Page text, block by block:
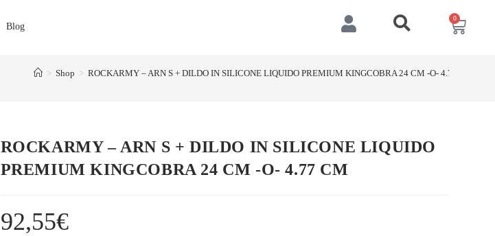
Blog
0
> Shop > ROCKARMY – ARN S + DILDO IN SILICONE LIQUIDO PREMIUM KINGCOBRA 24 CM -O- 4.77 CM
ROCKARMY – ARN S + DILDO IN SILICONE LIQUIDO
PREMIUM KINGCOBRA 24 CM -O- 4.77 CM
92,55€